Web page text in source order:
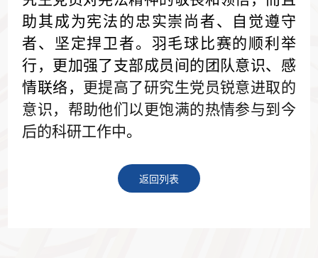
助其成为宪法的忠实崇尚者、自觉遵守
者、坚定捍卫者。羽毛球比赛的顺利举
行，更加强了支部成员间的团队意识、感
情联络， 更提高了研究生党员锐意进取的
意识，帮助他们以更饱满的热情参与到今
后的科研工作中。
返回列表